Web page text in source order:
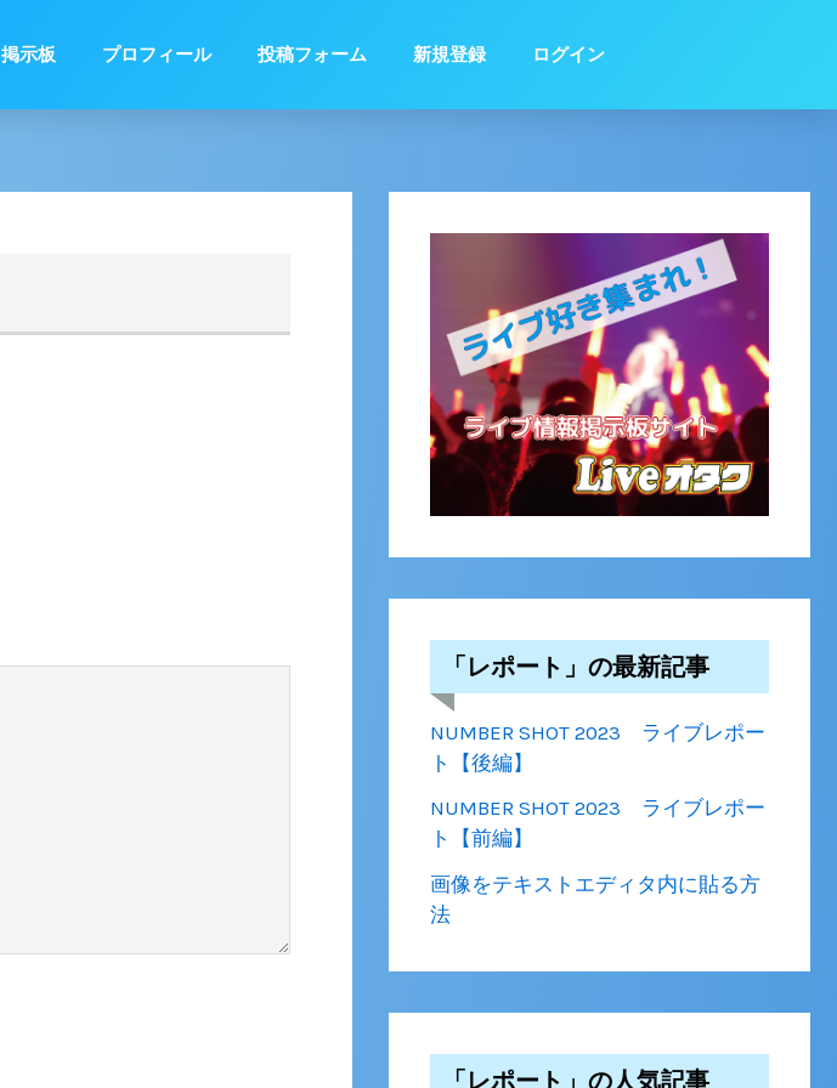
掲示板 プロフィール 投稿フォーム 新規登録 ログイン
「レポート」の最新記事
NUMBER SHOT 2023 ライブレポー
ト【後編】
NUMBER SHOT 2023 ライブレポー
ト【前編】
画像をテキストエディタ内に貼る方
法
「レポート」の人気記事